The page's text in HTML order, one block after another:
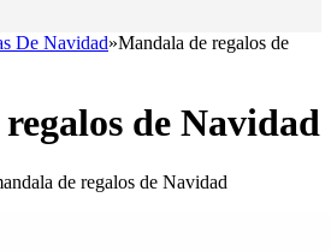
De Navidad»Mandala de regalos de
de Navidad
de regalos de Navidad